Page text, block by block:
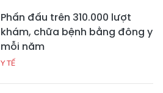
Phấn đấu trên 310.000 lượt
khám, chữa bệnh bằng đông y
mỗi năm
Y TẾ